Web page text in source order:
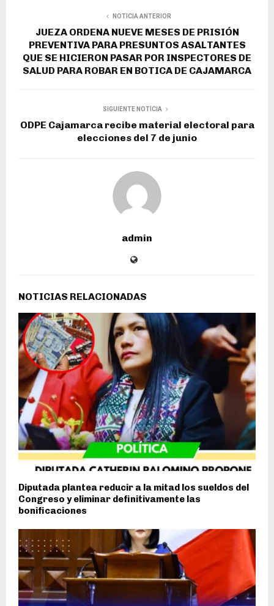
NOTICIA ANTERIOR
JUEZA ORDENA NUEVE MESES DE PRISIÓN
PREVENTIVA PARA PRESUNTOS ASALTANTES
QUE SE HICIERON PASAR POR INSPECTORES DE
SALUD PARA ROBAR EN BOTICA DE CAJAMARCA
SIGUIENTE NOTICIA
ODPE Cajamarca recibe material electoral para
elecciones del 7 de junio
admin
NOTICIAS RELACIONADAS
Diputada plantea reducir a la mitad los sueldos del
Congreso y eliminar definitivamente las
bonificaciones